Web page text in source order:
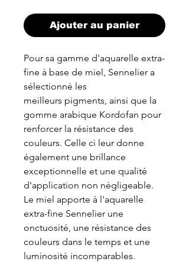
Ajouter au panier
Pour sa gamme d'aquarelle extra-
fine à base de miel, Sennelier a
sélectionné les
meilleurs pigments, ainsi que la
gomme arabique Kordofan pour
renforcer la résistance des
couleurs. Celle ci leur donne
également une brillance
exceptionnelle et une qualité
d'application non négligeable.
Le miel apporte à l'aquarelle
extra-fine Sennelier une
onctuosité, une résistance des
couleurs dans le temps et une
luminosité incomparables.